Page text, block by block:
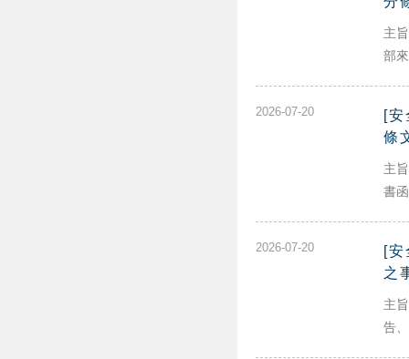
主
部
2026-07-20
[安
條
主
書
2026-07-20
[安
之
主
告